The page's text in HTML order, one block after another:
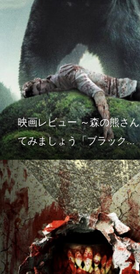
映画レビュー ～森の熊さ
てみましょう「ブラック...